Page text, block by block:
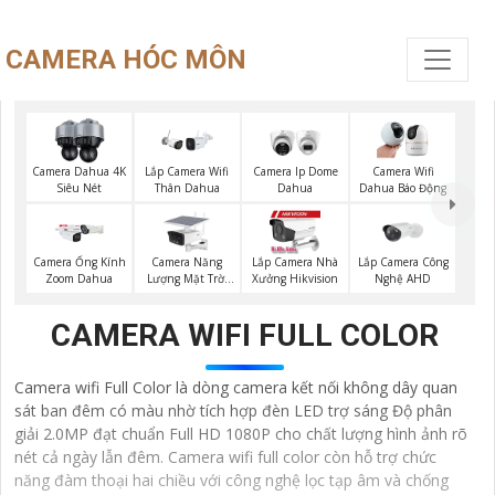
CAMERA HÓC MÔN
Camera Dahua 4K
Siêu Nét
Lắp Camera Wifi
Thân Dahua
Camera Ip Dome
Dahua
Camera Wifi
Dahua Báo Động
Camera Ống Kính
Zoom Dahua
Camera Năng
Lượng Mặt Trời
Lắp Camera Nhà
Xưởng Hikvision
Lắp Camera Công
Nghệ AHD
CAMERA WIFI FULL COLOR
Camera wifi Full Color là dòng camera kết nối không dây quan
sát ban đêm có màu nhờ tích hợp đèn LED trợ sáng Độ phân
giải 2.0MP đạt chuẩn Full HD 1080P cho chất lượng hình ảnh rõ
nét cả ngày lẫn đêm. Camera wifi full color còn hỗ trợ chức
năng đàm thoại hai chiều với công nghệ lọc tạp âm và chống